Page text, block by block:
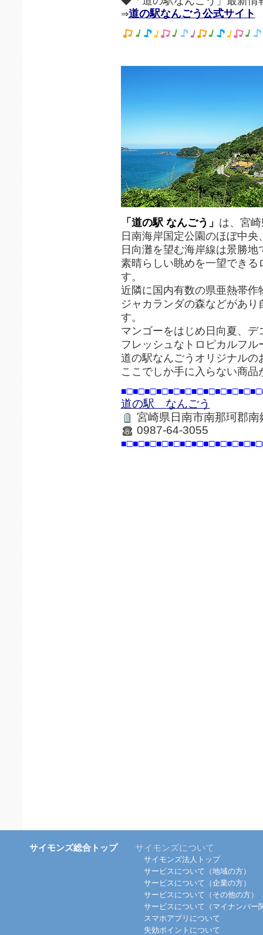
⇒道の駅なんごう公式サイト
「道の駅 なんごう」 は、宮
日南海岸国定公園のほぼ中央
日向灘を望む海岸線は景勝地
素晴らしい眺めを一望でき
す。
近隣に国内有数の県亜熱帯作
ジャカランダの森などがあ
す。
マンゴーをはじめ日向夏、
フレッシュなトロピカルフル
道の駅なんごうオリジナルの
ここでしか手に入らない商
道の駅 なんごう
宮崎県日南市南那珂郡
0987-64-3055
サイモンズ総合トップ サイモンズについて
サイモンズ法人トップ
サービスについて（地域の方）
サービスについて（企業の方）
サービスについて（その他の方）
サービスについて（マイナンバー
スマホアプリについて
失効ポイントについて